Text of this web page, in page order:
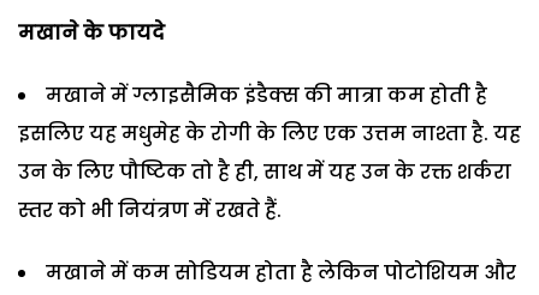
मखाने के फायदे
मखाने में ग्लाइसैमिक इंडैक्स की मात्रा कम होती है
इसलिए यह मधुमेह के रोगी के लिए एक उत्तम नाश्ता है. यह
उन के लिए पौष्टिक तो है ही, साथ में यह उन के रक्त शर्करा
स्तर को भी नियंत्रण में रखते हैं.
मखाने में कम सोडियम होता है लेकिन पोटोशियम और